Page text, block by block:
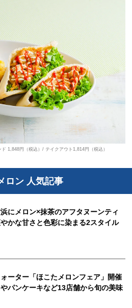
1,848円（税込）/ テイクアウト1,814円（税込）
ロン 人気記事
にメロン×抹茶のアフタヌーンティ
かな甘さと色彩に染まる2スタイル
ーター「ほこたメロンフェア」開催
パンケーキなど13店舗から旬の美味